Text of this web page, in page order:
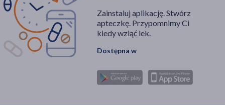
Zainstaluj aplikację. Stwórz
apteczkę. Przypomnimy Ci
kiedy wziąć lek.
Dostępna w